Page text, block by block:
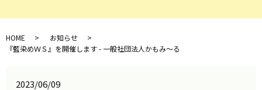
HOME
お知らせ
『藍染めＷＳ』を開催します - 一般社団法人かもみ～る
2023/06/09